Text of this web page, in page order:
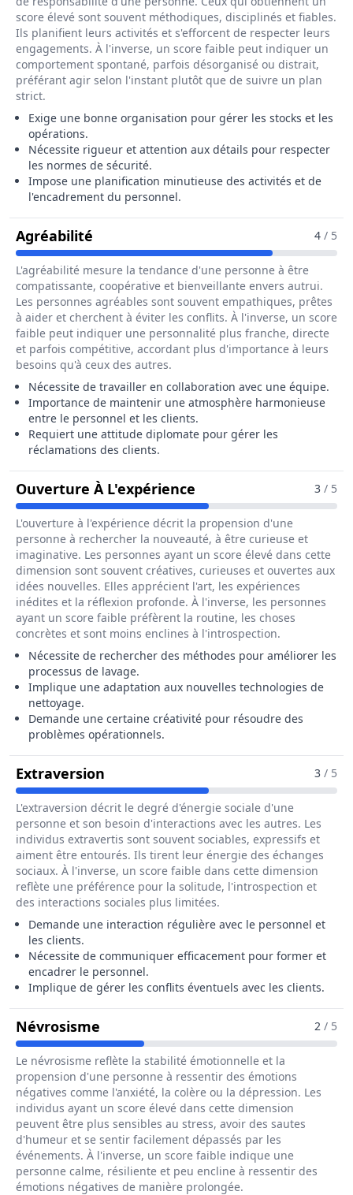
score élevé sont souvent méthodiques, disciplinés et fiables.
Ils planifient leurs activités et s'efforcent de respecter leurs
engagements. À l'inverse, un score faible peut indiquer un
comportement spontané, parfois désorganisé ou distrait,
préférant agir selon l'instant plutôt que de suivre un plan
strict.
Exige une bonne organisation pour gérer les stocks et les
opérations.
Nécessite rigueur et attention aux détails pour respecter
les normes de sécurité.
Impose une planification minutieuse des activités et de
l'encadrement du personnel.
Agréabilité Pour Le Métier De Responsable De
4 / 5
L'agréabilité mesure la tendance d'une personne à être
compatissante, coopérative et bienveillante envers autrui.
Les personnes agréables sont souvent empathiques, prêtes
à aider et cherchent à éviter les conflits. À l'inverse, un score
faible peut indiquer une personnalité plus franche, directe
et parfois compétitive, accordant plus d'importance à leurs
besoins qu'à ceux des autres.
Nécessite de travailler en collaboration avec une équipe.
Importance de maintenir une atmosphère harmonieuse
entre le personnel et les clients.
Requiert une attitude diplomate pour gérer les
réclamations des clients.
Ouverture À L'expérience Pour Le Métier De
3 / 5
L'ouverture à l'expérience décrit la propension d'une
personne à rechercher la nouveauté, à être curieuse et
imaginative. Les personnes ayant un score élevé dans cette
dimension sont souvent créatives, curieuses et ouvertes aux
idées nouvelles. Elles apprécient l'art, les expériences
inédites et la réflexion profonde. À l'inverse, les personnes
ayant un score faible préfèrent la routine, les choses
concrètes et sont moins enclines à l'introspection.
Nécessite de rechercher des méthodes pour améliorer les
processus de lavage.
Implique une adaptation aux nouvelles technologies de
nettoyage.
Demande une certaine créativité pour résoudre des
problèmes opérationnels.
Extraversion Pour Le Métier De Responsable
3 / 5
L'extraversion décrit le degré d'énergie sociale d'une
personne et son besoin d'interactions avec les autres. Les
individus extravertis sont souvent sociables, expressifs et
aiment être entourés. Ils tirent leur énergie des échanges
sociaux. À l'inverse, un score faible dans cette dimension
reflète une préférence pour la solitude, l'introspection et
des interactions sociales plus limitées.
Demande une interaction régulière avec le personnel et
les clients.
Nécessite de communiquer efficacement pour former et
encadrer le personnel.
Implique de gérer les conflits éventuels avec les clients.
Névrosisme Pour Le Métier De Responsable
2 / 5
Le névrosisme reflète la stabilité émotionnelle et la
propension d'une personne à ressentir des émotions
négatives comme l'anxiété, la colère ou la dépression. Les
individus ayant un score élevé dans cette dimension
peuvent être plus sensibles au stress, avoir des sautes
d'humeur et se sentir facilement dépassés par les
événements. À l'inverse, un score faible indique une
personne calme, résiliente et peu encline à ressentir des
émotions négatives de manière prolongée.